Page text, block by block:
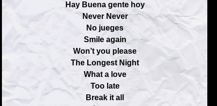
Hay Buena gente hoy
Never Never
No jueges
Smile again
Won’t you please
The Longest Night
What a love
Too late
Break it all